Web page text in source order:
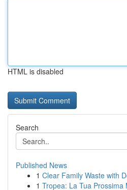
HTML is disabled
Search
Published News
1 Clear Family Waste with
1 Tropea: La Tua Prossima